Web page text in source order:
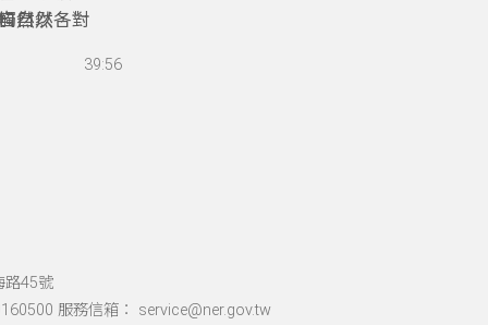
自然，對
然以各種
壤等做主
們多多嘗
會透過自
39:56
路45號
服務信箱： service@ner.gov.tw